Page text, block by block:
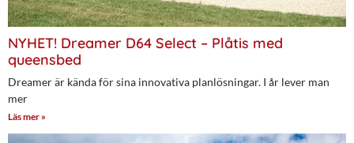
NYHET! Dreamer D64 Select – Plåtis med
queensbed
Dreamer är kända för sina innovativa planlösningar. I år lever man
mer
Läs mer »